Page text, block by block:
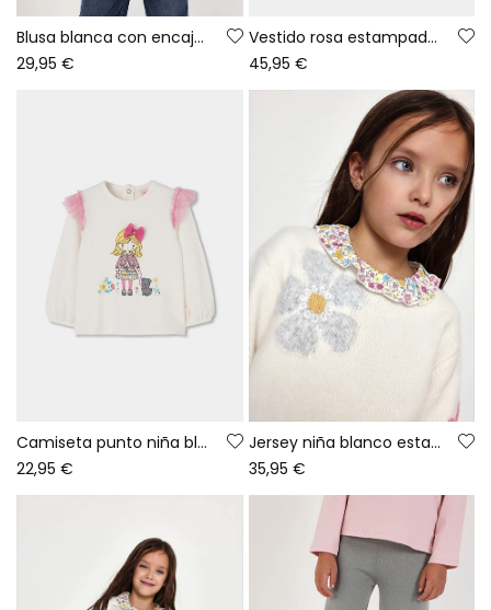
Blusa blanca con encaje y cuello fruncido
29,95 €
Vestido rosa estampado flores
45,95 €
Camiseta punto niña blanca estampado muñeca con perro
22,95 €
Jersey niña blanco estampado de flores
35,95 €